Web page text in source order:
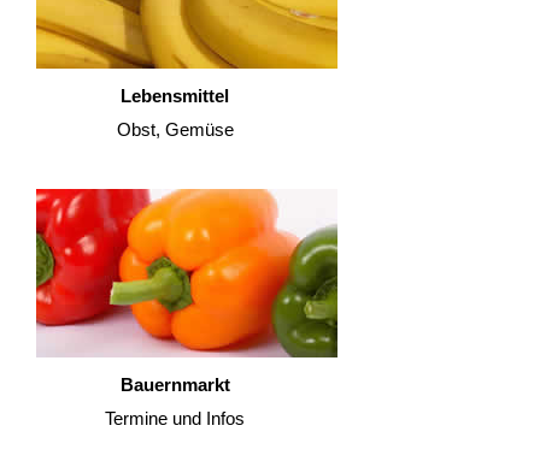
Lebensmittel
Obst, Gemüse
Bauernmarkt
Termine und Infos